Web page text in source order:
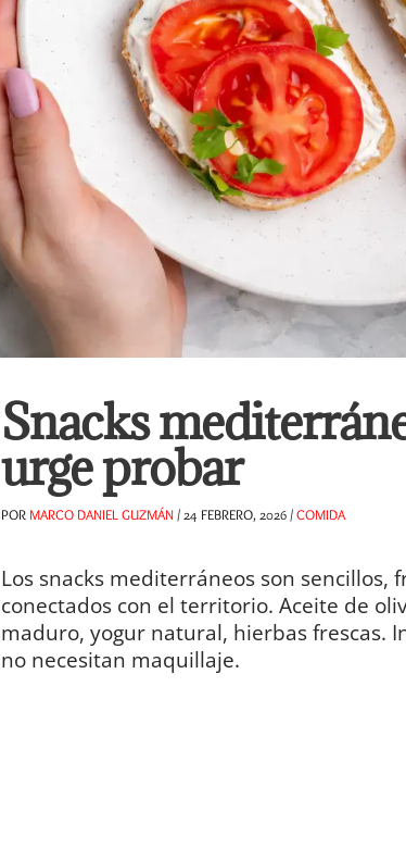
Snacks
urge probar
POR MARCO DANIEL GUZMÁN / 24 FEBRERO, 2026 /COMIDA
Los snacks mediterráneos son sencillos,
conectados con el territorio. Aceite de
maduro, yogur natural, hierbas frescas.
no necesitan maquillaje.